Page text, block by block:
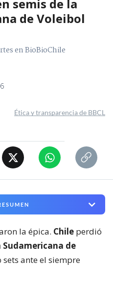
semis de la
de Voleibol
en BioBioChile
Ética y transparencia de BBCL
la épica. Chile perdió
Sudamericana de
sets ante el siempre